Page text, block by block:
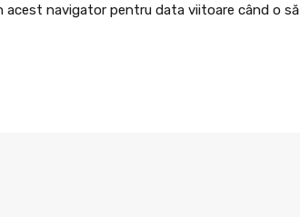
acest navigator pentru data viitoare când o să